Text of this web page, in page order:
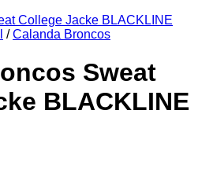
/ Calanda Broncos
Sweat
BLACKLINE